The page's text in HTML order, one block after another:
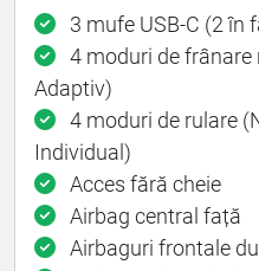
3 mufe USB-C (2 în
4 moduri de frânare
Adaptiv)
4 moduri de rulare
Individual)
Acces fără cheie
Airbag central față
Airbaguri frontale